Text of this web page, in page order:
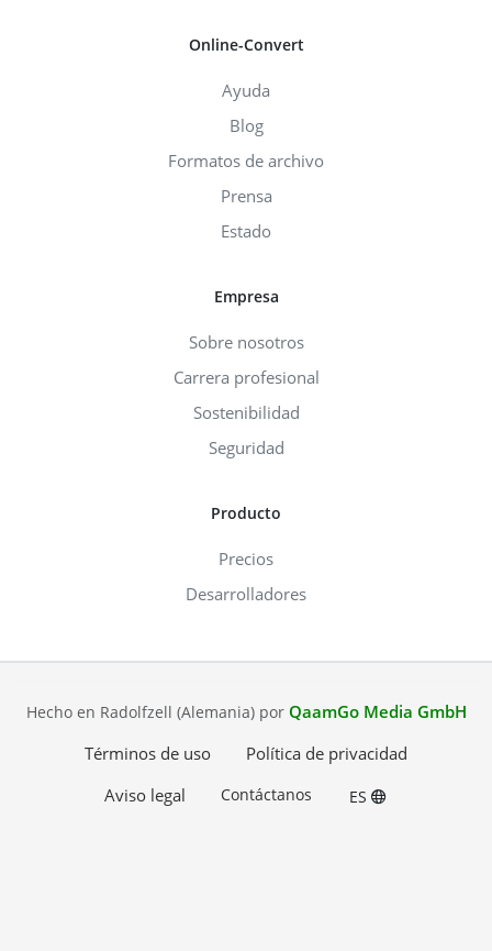
Online-Convert
Ayuda
Blog
Formatos de archivo
Prensa
Estado
Empresa
Sobre nosotros
Carrera profesional
Sostenibilidad
Seguridad
Producto
Precios
Desarrolladores
Hecho en Radolfzell (Alemania) por QaamGo Media GmbH
Términos de uso
Política de privacidad
Aviso legal
Contáctanos ES